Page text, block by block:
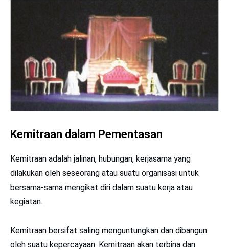
Kemitraan dalam Pementasan
Kemitraan adalah jalinan, hubungan, kerjasama yang
dilakukan oleh seseorang atau suatu organisasi untuk
bersama-sama mengikat diri dalam suatu kerja atau
kegiatan.
Kemitraan bersifat saling menguntungkan dan dibangun
oleh suatu kepercayaan. Kemitraan akan terbina dan